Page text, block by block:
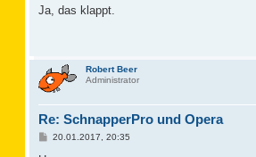
i
Ja, das klappt.
Robert Beer
Administrator
Re: SchnapperPro und Opera
B20.01.2017, 20:35